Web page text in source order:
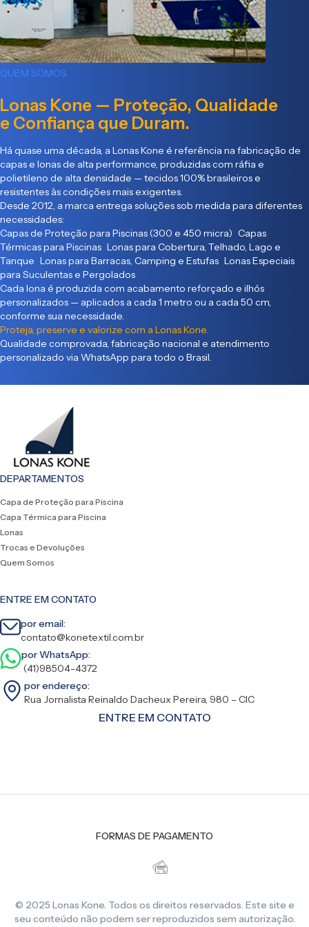
QUEM SOMOS
Lonas Kone — Proteção, Qualidade
e Confiança que Duram.
Há quase uma década, a Lonas Kone é referência na fabricação de
capas e lonas de alta performance, produzidas com ráfia e
polietileno de alta densidade — tecidos 100% brasileiros e
resistentes às condições mais exigentes.
Desde 2012, a marca entrega soluções sob medida para diferentes
necessidades:
Capas de Proteção para Piscinas (300 e 450 micra) Capas
Térmicas para Piscinas Lonas para Cobertura, Telhado, Lago e
Tanque Lonas para Barracas, Camping e Estufas Lonas Especiais
para Suculentas e Pergolados
Cada lona é produzida com acabamento reforçado e ilhós
personalizados — aplicados a cada 1 metro ou a cada 50 cm,
conforme sua necessidade.
Proteja, preserve e valorize com a Lonas Kone.
Qualidade comprovada, fabricação nacional e atendimento
personalizado via WhatsApp para todo o Brasil.
DEPARTAMENTOS
Capa de Proteção para Piscina
Capa Térmica para Piscina
Lonas
Trocas e Devoluções
Quem Somos
ENTRE EM CONTATO
por email:
contato@konetextil.com.br
por WhatsApp:
(41)98504-4372
por endereço:
Rua Jornalista Reinaldo Dacheux Pereira, 980 – CIC
ENTRE EM CONTATO
FORMAS DE PAGAMENTO
© 2025 Lonas Kone. Todos os direitos reservados. Este site e
seu conteúdo não podem ser reproduzidos sem autorização.